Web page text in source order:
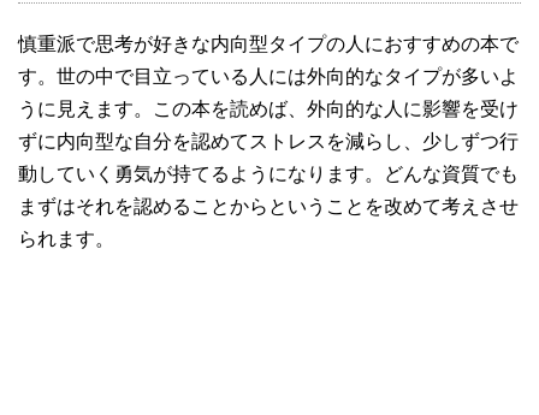
慎重派で思考が好きな内向型タイプの人におすすめの本で
す。世の中で目立っている人には外向的なタイプが多いよ
うに見えます。この本を読めば、外向的な人に影響を受け
ずに内向型な自分を認めてストレスを減らし、少しずつ行
動していく勇気が持てるようになります。どんな資質でも
まずはそれを認めることからということを改めて考えさせ
られます。